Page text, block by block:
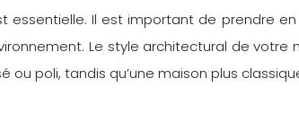
essentielle. Il est important de prendre
Le style architectural de
poli, tandis qu’une maison plus